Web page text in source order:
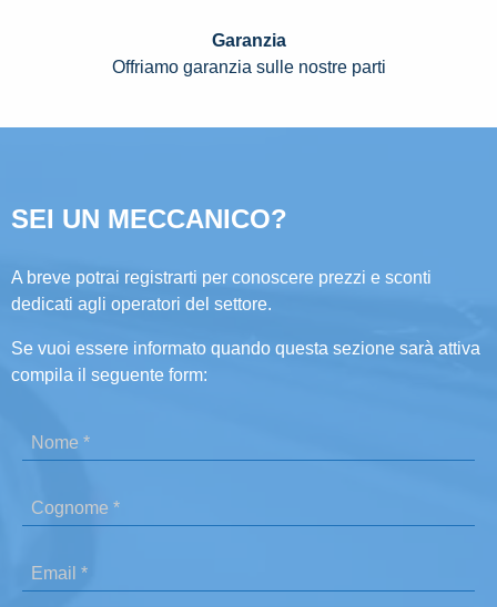
Garanzia
Offriamo garanzia sulle nostre parti
SEI UN MECCANICO?
A breve potrai registrarti per conoscere prezzi e sconti
dedicati agli operatori del settore.
Se vuoi essere informato quando questa sezione sarà attiva
compila il seguente form: